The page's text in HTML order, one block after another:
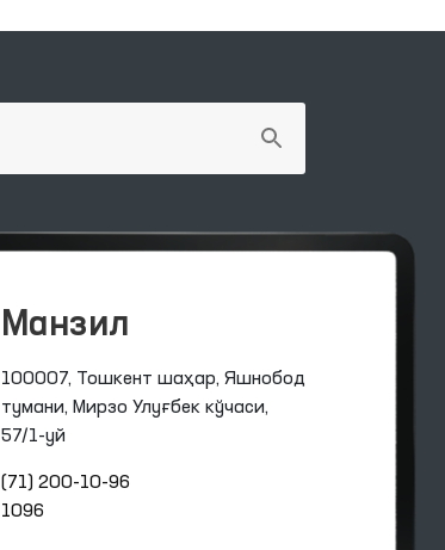
Манзил
100007, Тошкент шаҳар, Яшнобод
тумани, Мирзо Улуғбек кўчаси,
57/1-уй
(71) 200-10-96
1096